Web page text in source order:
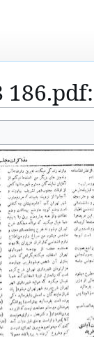
:
186.pdf